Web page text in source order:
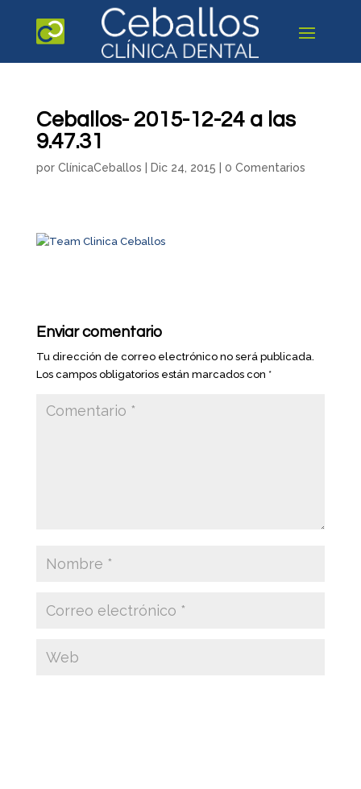
Ceballos- 2015-12-24 a las
9.47.31
por ClínicaCeballos Dic 24, 2015 0 Comentarios
Enviar comentario
Tu dirección de correo electrónico no será publicada.
Los campos obligatorios están marcados con *